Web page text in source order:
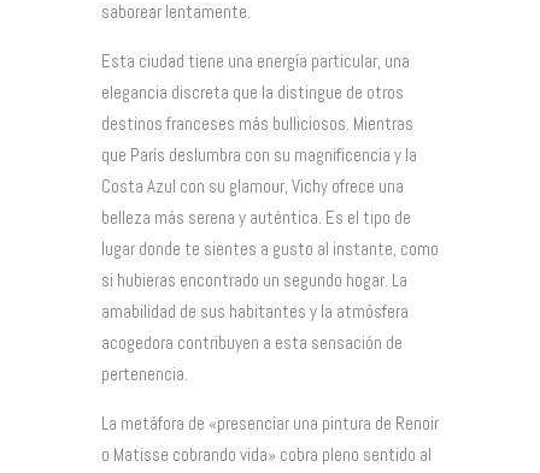
saborear lentamente.
Esta ciudad tiene una energía particular, una
elegancia discreta que la distingue de otros
destinos franceses más bulliciosos. Mientras
que París deslumbra con su magnificencia y la
Costa Azul con su glamour, Vichy ofrece una
belleza más serena y auténtica. Es el tipo de
lugar donde te sientes a gusto al instante, como
si hubieras encontrado un segundo hogar. La
amabilidad de sus habitantes y la atmósfera
acogedora contribuyen a esta sensación de
pertenencia.
La metáfora de «presenciar una pintura de Renoir
o Matisse cobrando vida» cobra pleno sentido al